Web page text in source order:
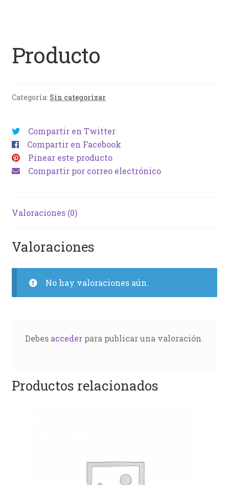
Producto
Categoría: Sin categorizar
Compartir en Twitter
Compartir en Facebook
Pinear este producto
Compartir por correo electrónico
Valoraciones (0)
Valoraciones
No hay valoraciones aún.
Debes accederpara publicar una valoración.
Productos relacionados